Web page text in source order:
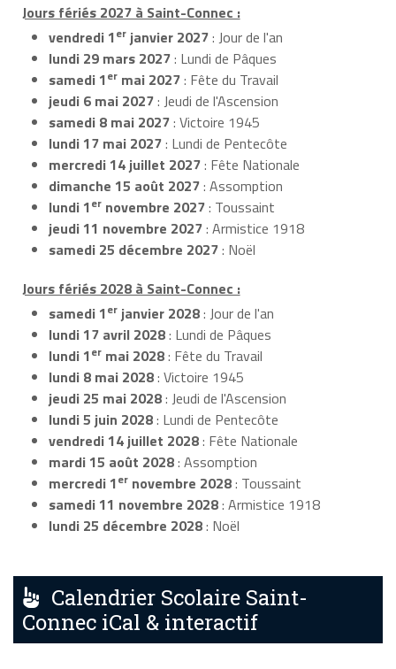
Jours fériés 2027 à Saint-Connec :
vendredi 1er janvier 2027: Jour de l'an
lundi 29 mars 2027: Lundi de Pâques
samedi 1er mai 2027: Fête du Travail
jeudi 6 mai 2027: Jeudi de l'Ascension
samedi 8 mai 2027: Victoire 1945
lundi 17 mai 2027: Lundi de Pentecôte
mercredi 14 juillet 2027: Fête Nationale
dimanche 15 août 2027: Assomption
lundi 1er novembre 2027: Toussaint
jeudi 11 novembre 2027: Armistice 1918
samedi 25 décembre 2027: Noël
Jours fériés 2028 à Saint-Connec :
samedi 1er janvier 2028: Jour de l'an
lundi 17 avril 2028: Lundi de Pâques
lundi 1er mai 2028: Fête du Travail
lundi 8 mai 2028: Victoire 1945
jeudi 25 mai 2028: Jeudi de l'Ascension
lundi 5 juin 2028: Lundi de Pentecôte
vendredi 14 juillet 2028: Fête Nationale
mardi 15 août 2028: Assomption
mercredi 1er novembre 2028: Toussaint
samedi 11 novembre 2028: Armistice 1918
lundi 25 décembre 2028: Noël
Calendrier Scolaire Saint-
Connec iCal & interactif